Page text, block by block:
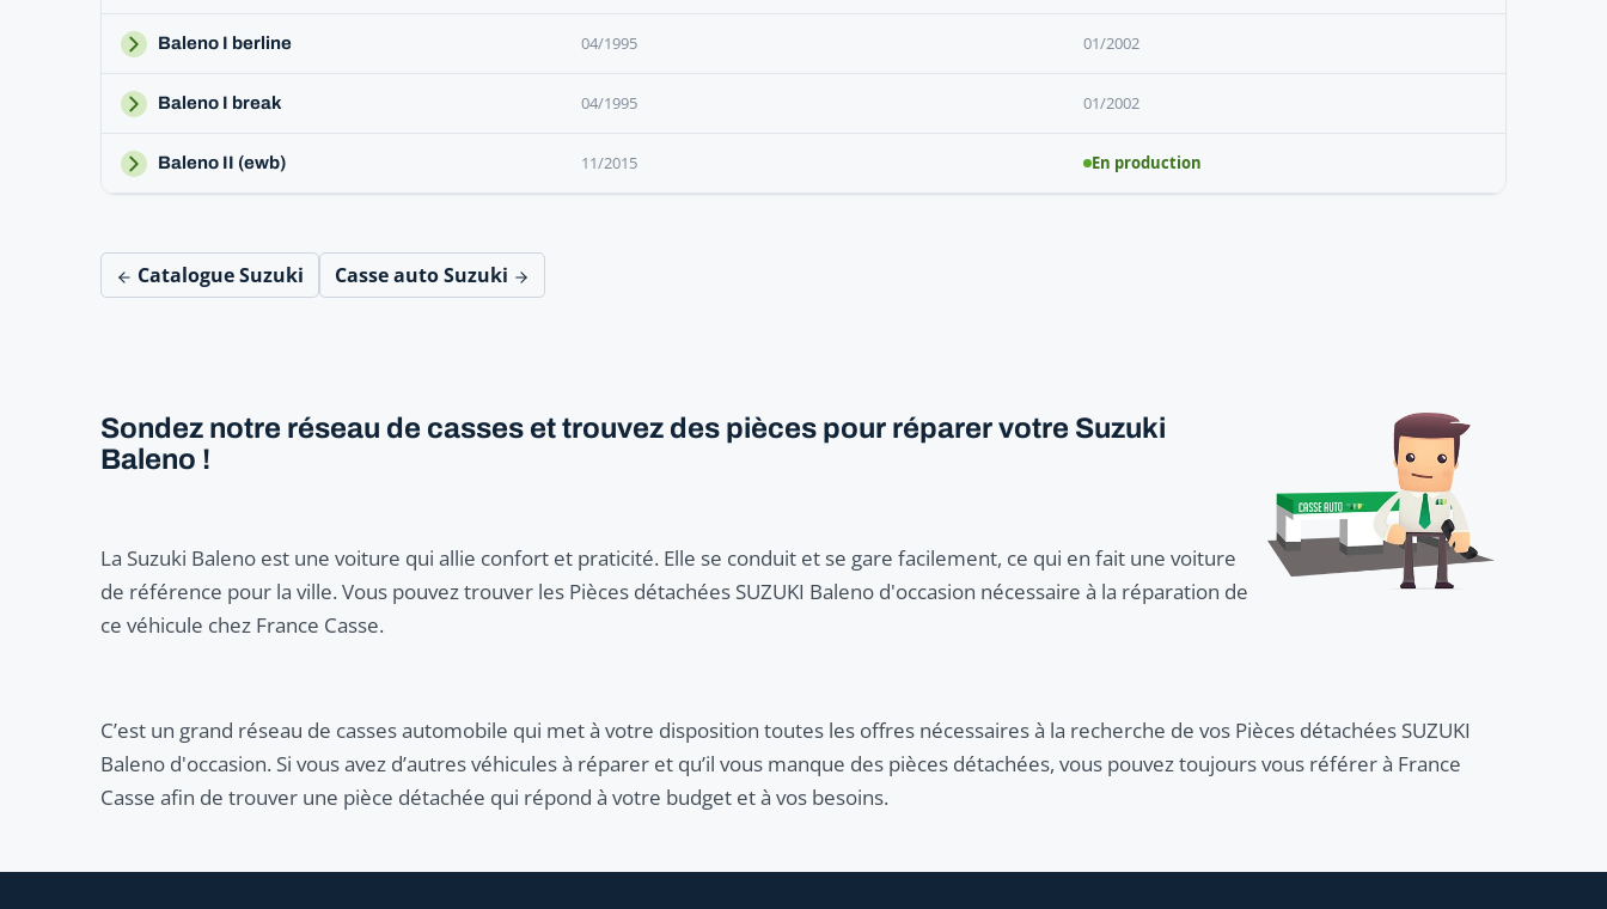
Baleno I berline 04/1995 01/2002
Baleno I break 04/1995 01/2002
Baleno II (ewb) 11/2015 En production
Catalogue Suzuki Casse auto Suzuki
Sondez notre réseau de casses et trouvez des pièces pour réparer votre Suzuki
Baleno !
La Suzuki Baleno est une voiture qui allie confort et praticité. Elle se conduit et se gare facilement, ce qui en fait une voiture
de référence pour la ville. Vous pouvez trouver les Pièces détachées SUZUKI Baleno d'occasion nécessaire à la réparation de
ce véhicule chez France Casse.
C’est un grand réseau de casses automobile qui met à votre disposition toutes les offres nécessaires à la recherche de vos Pièces détachées SUZUKI
Baleno d'occasion. Si vous avez d’autres véhicules à réparer et qu’il vous manque des pièces détachées, vous pouvez toujours vous référer à France
Casse afin de trouver une pièce détachée qui répond à votre budget et à vos besoins.